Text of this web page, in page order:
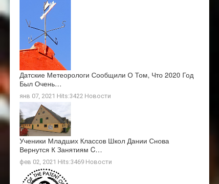
Датские Метеорологи Сообщили О Том, Что 2020 Год
Был Очень…
янв 07, 2021 Hits:3422 Новости
Ученики Младших Классов Школ Дании Снова
Вернутся К Занятиям C…
фев 02, 2021 Hits:3469 Новости